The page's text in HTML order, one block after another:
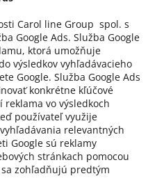
Carol line Group spol. s
Google Ads. Služba Google
ktorá umožňuje
výsledkov vyhľadávacieho
Google. Služba Google Ads
konkrétne kľúčové
reklama vo výsledkoch
používateľ využije
relevantných
Google sú reklamy
stránkach pomocou
zohľadňujú predtým